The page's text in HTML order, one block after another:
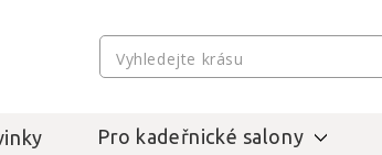
Pro kadeřnické salony